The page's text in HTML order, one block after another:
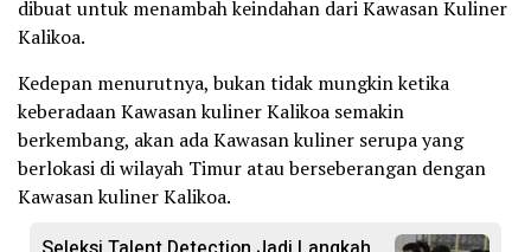
dibuat untuk menambah keindahan dari Kawasan Kuliner
Kalikoa.
Kedepan menurutnya, bukan tidak mungkin ketika
keberadaan Kawasan kuliner Kalikoa semakin
berkembang, akan ada Kawasan kuliner serupa yang
berlokasi di wilayah Timur atau berseberangan dengan
Kawasan kuliner Kalikoa.